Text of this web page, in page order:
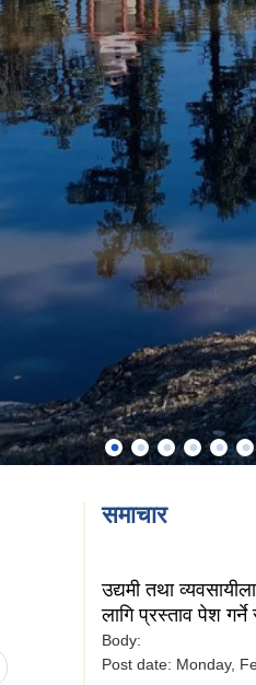
समाचार
उद्यमी तथा
लागि प्रस्ताव पेश
Body:
Post date: Monday,